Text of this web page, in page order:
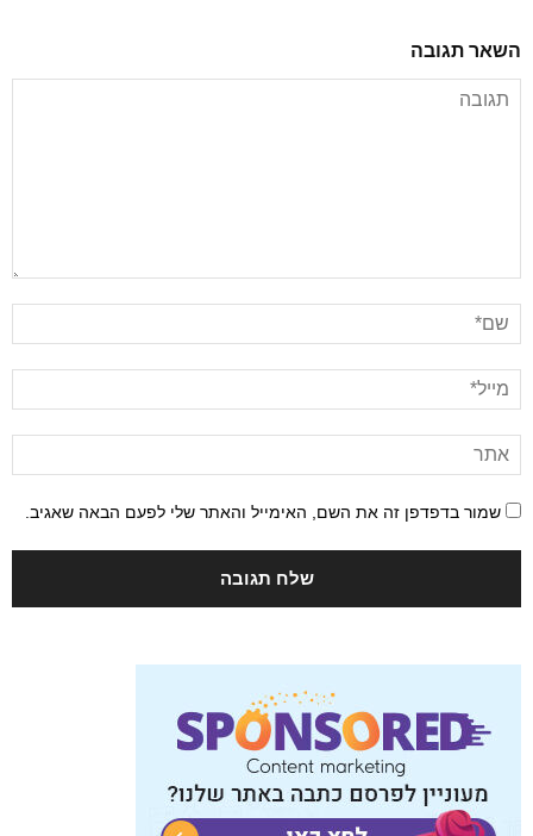
השאר תגובה
שמור בדפדפן זה את השם, האימייל והאתר שלי לפעם הבאה שאגיב.